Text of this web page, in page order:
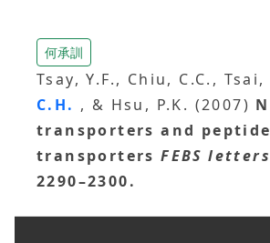
何承訓
Tsay, Y.F., Chiu, C.C., Tsai,
C.H. , & Hsu, P.K. (2007)
transporters and peptide
transportersFEBS letters
2290–2300.